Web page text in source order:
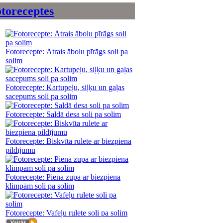
Fotorecepte: Ātrais ābolu pīrāgs soli pa
solim
Fotorecepte: Kartupeļu, siļķu un gaļas
sacepums soli pa solim
Fotorecepte: Saldā desa soli pa solim
Fotorecepte: Biskvīta rulete ar biezpiena
pildījumu
Fotorecepte: Piena zupa ar biezpiena
klimpām soli pa solim
Fotorecepte: Vafeļu rulete soli pa solim